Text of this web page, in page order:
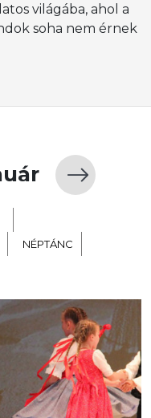
világába, ahol a
soha nem érnek
NÉPTÁNC